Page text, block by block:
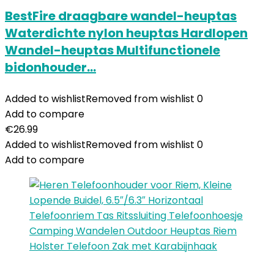
BestFire draagbare wandel-heuptas
Waterdichte nylon heuptas Hardlopen
Wandel-heuptas Multifunctionele
bidonhouder…
Added to wishlistRemoved from wishlist 0
Add to compare
€26.99
Added to wishlistRemoved from wishlist 0
Add to compare